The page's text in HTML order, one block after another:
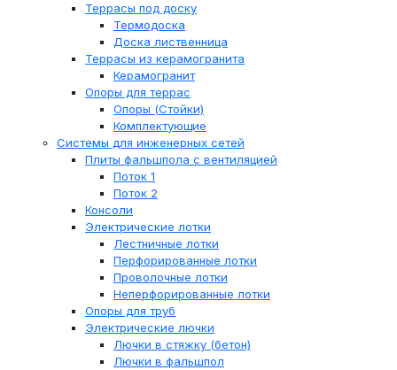
Террасы под доску
Термодоска
Доска лиственница
Террасы из керамогранита
Керамогранит
Опоры для террас
Опоры (Стойки)
Комплектующие
Системы для инженерных сетей
Плиты фальшпола с вентиляцией
Поток 1
Поток 2
Консоли
Электрические лотки
Лестничные лотки
Перфорированные лотки
Проволочные лотки
Неперфорированные лотки
Опоры для труб
Электрические лючки
Лючки в стяжку (бетон)
Лючки в фальшпол